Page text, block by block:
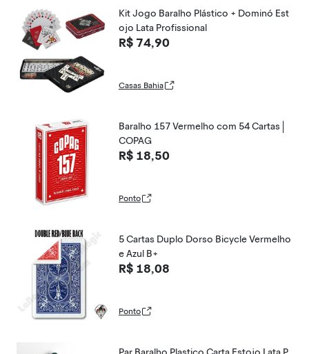
Kit Jogo Baralho Plástico + Dominó Est
ojo Lata Profissional
R$ 74,90
Casas Bahia
Baralho 157 Vermelho com 54 Cartas |
COPAG
R$ 18,50
Ponto
5 Cartas Duplo Dorso Bicycle Vermelho
e Azul B+
R$ 18,08
Ponto